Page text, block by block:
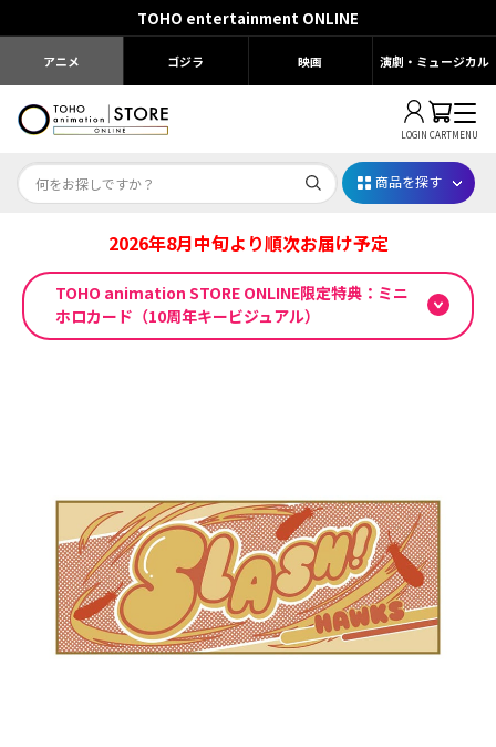
TOHO entertainment ONLINE
アニメ ゴジラ 映画 演劇・ミュージカル
LOGIN CARTMENU
Dr.STONE STONE FES.2026
映画ちいかわ
アニメ『僕のヒーローアカデミア』10周年
ハイキュー!!ジャージ＆ユニフォーム
『無職転生Ⅲ ～異世界行ったら本気だす～』
商品を探す
2026年8月中旬より順次お届け予定
TOHO animation STORE ONLINE限定特典：ミニ
ホロカード（10周年キービジュアル）